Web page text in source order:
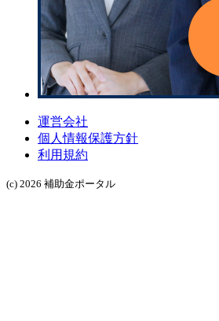
運営会社
個人情報保護方針
利用規約
(c) 2026 補助金ポータル